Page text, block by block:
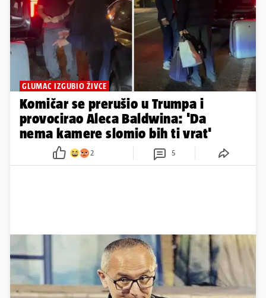
GLUMAC IZGUBIO ŽIVCE
Komičar se prerušio u Trumpa i
provocirao Aleca Baldwina: 'Da
nema kamere slomio bih ti vrat'
2 5